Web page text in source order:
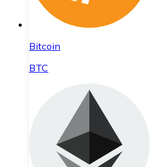
Bitcoin
BTC